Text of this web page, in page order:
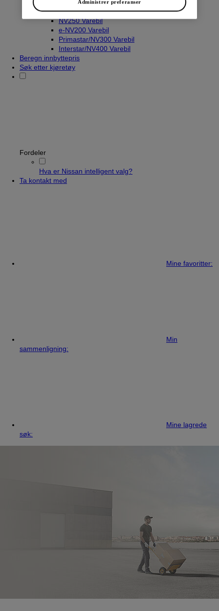
Townstar Varebil
Townstar El-Varebil
NV250 Varebil
e-NV200 Varebil
Primastar/NV300 Varebil
Interstar/NV400 Varebil
Beregn innbyttepris
Søk etter kjøretøy
Fordeler
Hva er Nissan intelligent valg?
Ta kontakt med
Mine favoritter:
Min
sammenligning:
Mine lagrede
søk:
Administrer preferanser